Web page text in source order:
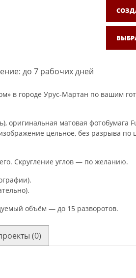
до 7 рабочих дней
в городе Урус-Мартан по вашим
оригинальная матовая
цельное, без разрыва по
Скругление углов — по желанию.
объём — до 15 разворотов.
(0)